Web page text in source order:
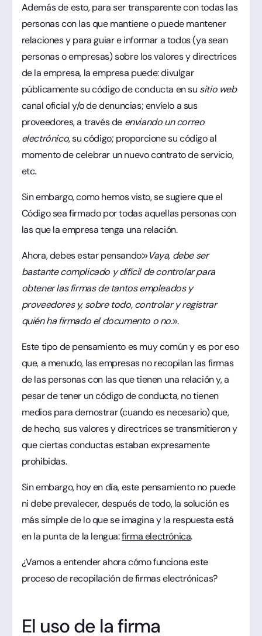
Además de esto, para ser transparente con todas las
personas con las que mantiene o puede mantener
relaciones y para guiar e informar a todos (ya sean
personas o empresas) sobre los valores y directrices
de la empresa, la empresa puede: divulgar
públicamente su código de conducta en su sitio web
canal oficial y/o de denuncias; envíelo a sus
proveedores, a través de enviando un correo
electrónico, su código; proporcione su código al
momento de celebrar un nuevo contrato de servicio,
etc.
Sin embargo, como hemos visto, se sugiere que el
Código sea firmado por todas aquellas personas con
las que la empresa tenga una relación.
Ahora, debes estar pensando:»Vaya, debe ser
bastante complicado y difícil de controlar para
obtener las firmas de tantos empleados y
proveedores y, sobre todo, controlar y registrar
quién ha firmado el documento o no.».
Este tipo de pensamiento es muy común y es por eso
que, a menudo, las empresas no recopilan las firmas
de las personas con las que tienen una relación y, a
pesar de tener un código de conducta, no tienen
medios para demostrar (cuando es necesario) que,
de hecho, sus valores y directrices se transmitieron y
que ciertas conductas estaban expresamente
prohibidas.
Sin embargo, hoy en día, este pensamiento no puede
ni debe prevalecer, después de todo, la solución es
más simple de lo que se imagina y la respuesta está
en la punta de la lengua:firma electrónica.
¿Vamos a entender ahora cómo funciona este
proceso de recopilación de firmas electrónicas?
El uso de la firma